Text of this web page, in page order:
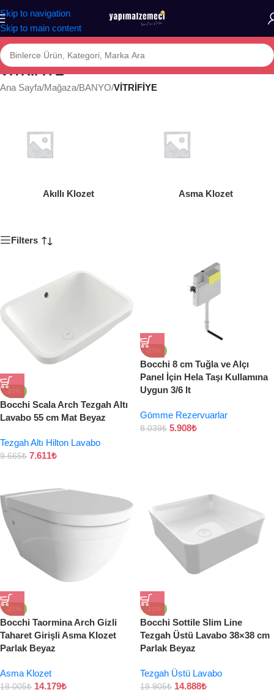
Skip to navigation
Skip to main content
VİTRİFİYE
Ana Sayfa/Mağaza/BANYO/VİTRİFİYE
Akıllı Klozet Asma Klozet
Filters
-21%
Bocchi Scala Arch Tezgah Altı
Lavabo 55 cm Mat Beyaz
Tezgah Altı Hilton Lavabo
9.665₺ 7.611₺
-27%
Bocchi 8 cm Tuğla ve Alçı
Panel İçin Hela Taşı Kullamına
Uygun 3/6 lt
Gömme Rezervuarlar
8.039₺ 5.908₺
-21%
Bocchi Taormina Arch Gizli
Taharet Girişli Asma Klozet
Parlak Beyaz
Asma Klozet
18.005₺ 14.179₺
-21%
Bocchi Sottile Slim Line
Tezgah Üstü Lavabo 38×38 cm
Parlak Beyaz
Tezgah Üstü Lavabo
18.905₺ 14.888₺